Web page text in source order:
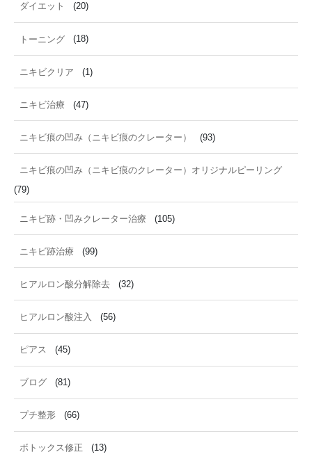
ダイエット (20)
トーニング (18)
ニキビクリア (1)
ニキビ治療 (47)
ニキビ痕の凹み（ニキビ痕のクレーター） (93)
ニキビ痕の凹み（ニキビ痕のクレーター）オリジナルピーリング
(79)
ニキビ跡・凹みクレーター治療 (105)
ニキビ跡治療 (99)
ヒアルロン酸分解除去 (32)
ヒアルロン酸注入 (56)
ピアス (45)
ブログ (81)
プチ整形 (66)
ボトックス修正 (13)